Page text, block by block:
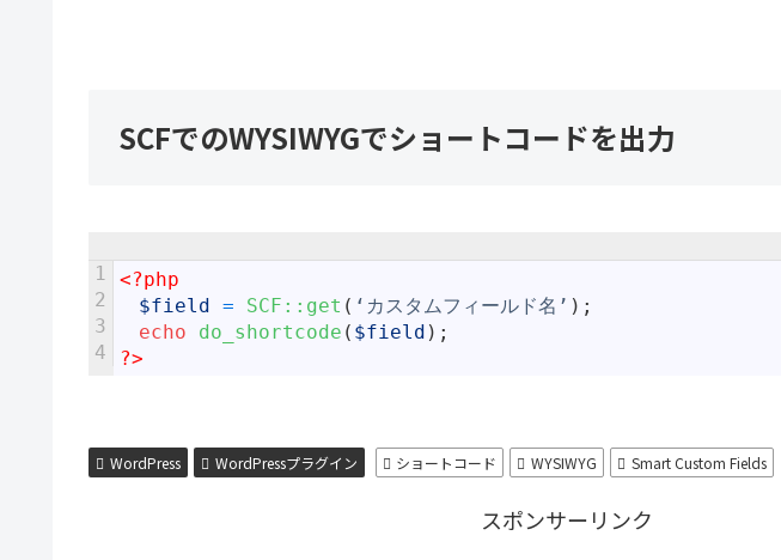
SCFでのWYSIWYGでショートコードを出力
1
2
3
4
<?php
$field = SCF:: get ( ‘カスタムフィールド名’ ) ;
echo
do_shortcode ( $field ) ;
?>
WordPress WordPressプラグイン ショートコード WYSIWYG Smart Custom Fields
スポンサーリンク